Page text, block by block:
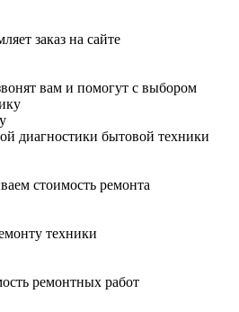
заказ на сайте
вам и помогут с выбором
диагностики бытовой техники
стоимость ремонта
техники
ремонтных работ